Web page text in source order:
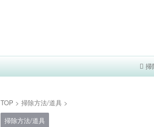
掃
TOP > 掃除方法/道具 >
掃除方法/道具